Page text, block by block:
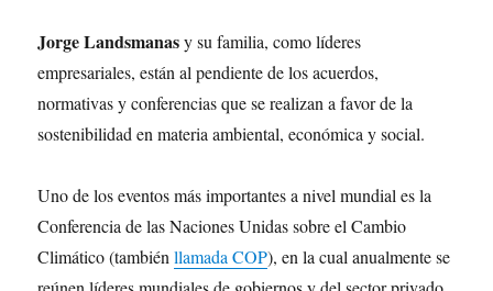
Jorge Landsmanasy su familia, como líderes
empresariales, están al pendiente de los acuerdos,
normativas y conferencias que se realizan a favor de la
sostenibilidad en materia ambiental, económica y social.
Uno de los eventos más importantes a nivel mundial es la
Conferencia de las Naciones Unidas sobre el Cambio
Climático (tambiénllamada COP), en la cual anualmente se